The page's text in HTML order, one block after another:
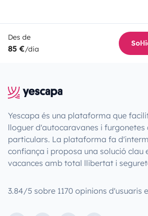
Des de
85 €/dia
Yescapa és una plataforma que
lloguer d'autocaravanes i furgonetes
particulars. La plataforma fa
confiança i proposa una solució clau
vacances amb total llibertat i
3.84/5 sobre 1170 opinions d'usuaris